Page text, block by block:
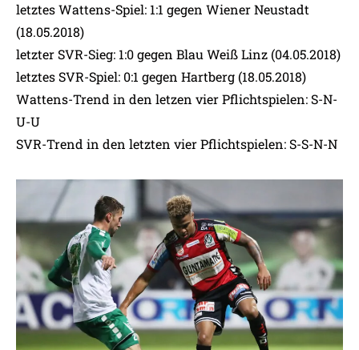
letztes Wattens-Spiel: 1:1 gegen Wiener Neustadt
(18.05.2018)
letzter SVR-Sieg: 1:0 gegen Blau Weiß Linz (04.05.2018)
letztes SVR-Spiel: 0:1 gegen Hartberg (18.05.2018)
Wattens-Trend in den letzen vier Pflichtspielen: S-N-
U-U
SVR-Trend in den letzten vier Pflichtspielen: S-S-N-N